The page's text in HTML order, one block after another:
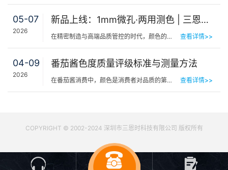
05-07
2026
新品上线：1mm微孔·两用测色 | 三恩时PS401/PS301分光测色仪！
在精密制造与高端品质管控的时代，颜色的微小偏差往往决定着产品的最终命运。对于极小物件、曲面弧面、精密… 查看详情>>
04-09
2026
番茄酱色度质量评级标准与测量方法
在番茄酱消费中，颜色是消费者对品质的第一感知，其一致性与达标性直接影响品牌信任度和产品竞争力。很多人… 查看详情>>
COPYRIGHT © 2002-2024 深圳市三恩时科技有限公司 版权所有